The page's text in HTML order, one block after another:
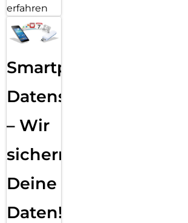
erfahren
Smartphone
Datensicherung
– Wir
sichern
Deine
Daten!